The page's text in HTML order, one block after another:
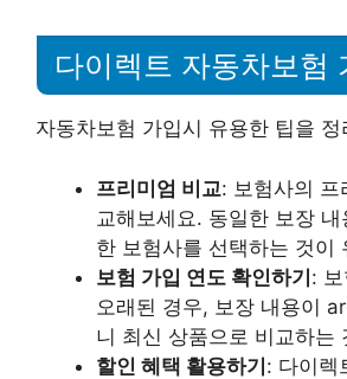
다이렉트 자동차보험
자동차보험 가입시 유용한 팁을 정
프리미엄 비교: 보험사의 프
교해보세요. 동일한 보장
한 보험사를 선택하는 것이
보험 가입 연도 확인하기:
오래된 경우, 보장 내용이
니 최신 상품으로 비교하는
할인 혜택 활용하기: 다이렉